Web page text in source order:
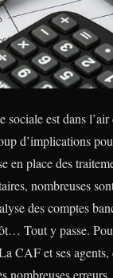
est dans
d’implications
en place des
nombreuses
des comptes
Tout y passe.
CAF et ses
nombreuses